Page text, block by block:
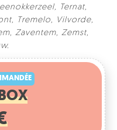
, Ternat,
, Tremelo, Vilvorde,
, Zaventem, Zemst,
.